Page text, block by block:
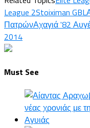
League 2Stoiximan GBL
ΠατρώνΑχαγιά '82
2014
Must See